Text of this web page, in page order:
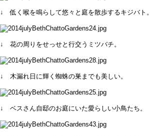
↓ 低く喉を鳴らして悠々と庭を散歩するキジバト。
↓ 花の周りをせっせと行交うミツバチ。
↓ 木漏れ日に輝く蜘蛛の巣までも美しい。
↓ ベスさん自邸のお庭にいた愛らしい小鳥たち。